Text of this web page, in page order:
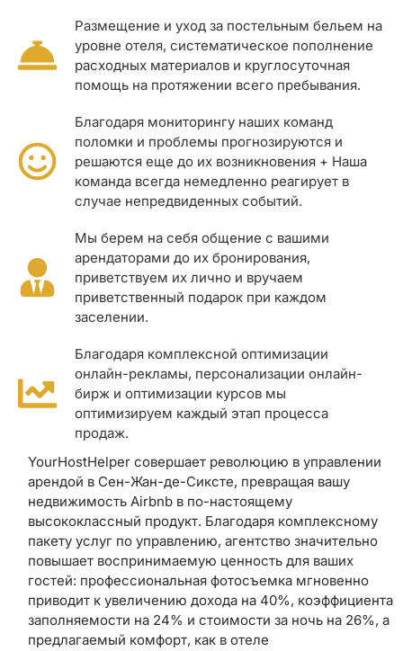
Размещение и уход за постельным бельем на
уровне отеля, систематическое пополнение
расходных материалов и круглосуточная
помощь на протяжении всего пребывания.
Благодаря мониторингу наших команд
поломки и проблемы прогнозируются и
решаются еще до их возникновения + Наша
команда всегда немедленно реагирует в
случае непредвиденных событий.
Мы берем на себя общение с вашими
арендаторами до их бронирования,
приветствуем их лично и вручаем
приветственный подарок при каждом
заселении.
Благодаря комплексной оптимизации
онлайн-рекламы, персонализации онлайн-
бирж и оптимизации курсов мы
оптимизируем каждый этап процесса
продаж.
YourHostHelper совершает революцию в управлении
арендой в Сен-Жан-де-Сиксте, превращая вашу
недвижимость Airbnb в по-настоящему
высококлассный продукт. Благодаря комплексному
пакету услуг по управлению, агентство значительно
повышает воспринимаемую ценность для ваших
гостей: профессиональная фотосъемка мгновенно
приводит к увеличению дохода на 40%, коэффициента
заполняемости на 24% и стоимости за ночь на 26%, а
предлагаемый комфорт, как в отеле